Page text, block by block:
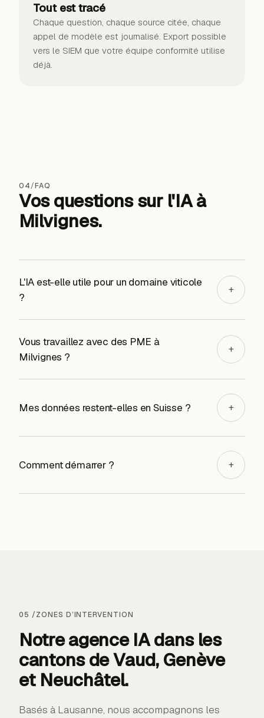
Tout est tracé
Chaque question, chaque source citée, chaque
appel de modèle est journalisé. Export possible
vers le SIEM que votre équipe conformité utilise
déjà.
04/FAQ
Vos questions sur l'IAà
Milvignes.
L'IA est-elle utile pour un domaine viticole
?
+
Vous travaillez avec des PME à
Milvignes ?
+
Mes données restent-elles en Suisse ? +
Comment démarrer ? +
05 /ZONES D’INTERVENTION
Notre agence IA dans les
cantons deVaud, Genève
et Neuchâtel.
Basés à Lausanne, nous accompagnons les